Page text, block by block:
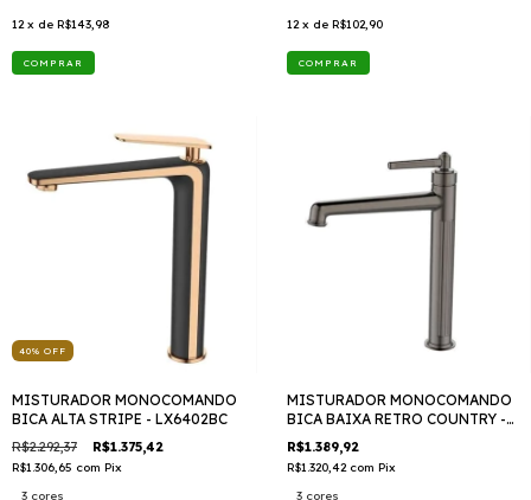
12 x de R$143,98
COMPRAR
12 x de R$102,90
COMPRAR
40% OFF
MISTURADOR MONOCOMANDO
BICA ALTA STRIPE - LX6402BC
R$2.292,37 R$1.375,42
R$1.306,65 com Pix
3 cores
MISTURADOR MONOCOMANDO
BICA BAIXA RETRO COUNTRY -
LX 4616G TTD409
R$1.389,92
R$1.320,42 com Pix
3 cores